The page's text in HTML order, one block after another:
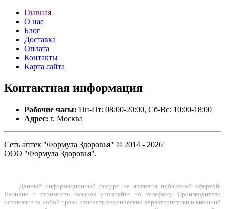
Главная
О нас
Блог
Доставка
Оплата
Контакты
Карта сайта
Контактная информация
Рабочие часы: Пн-Пт: 08:00-20:00, Сб-Вс: 10:00-18:00
Адрес: г. Москва
Сеть аптек "Формула Здоровья" © 2014 - 2026
ООО "Формула Здоровья".
Данный информационный ресурс не является публичной офертой.
Наличие и стоимость товаров уточняйте по телефону. Производители
оставляют за собой право изменять технические характеристики и внешний